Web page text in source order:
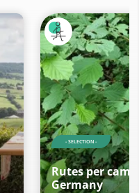
- SELECTION -
Rutes per
Germany